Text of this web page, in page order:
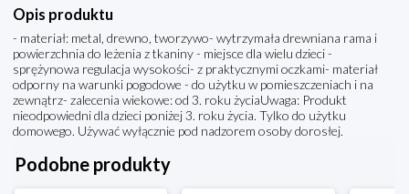
Opis produktu
- materiał: metal, drewno, tworzywo- wytrzymała drewniana rama i
powierzchnia do leżenia z tkaniny - miejsce dla wielu dzieci -
sprężynowa regulacja wysokości- z praktycznymi oczkami- materiał
odporny na warunki pogodowe - do użytku w pomieszczeniach i na
zewnątrz- zalecenia wiekowe: od 3. roku życiaUwaga: Produkt
nieodpowiedni dla dzieci poniżej 3. roku życia. Tylko do użytku
domowego. Używać wyłącznie pod nadzorem osoby dorosłej.
Podobne produkty